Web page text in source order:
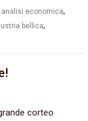
analisi economica,
bellica,
corteo